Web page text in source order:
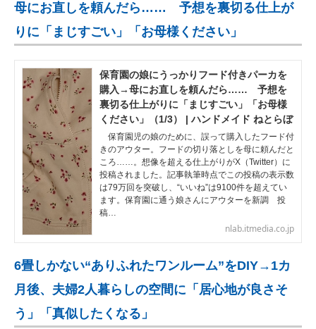
母にお直しを頼んだら…… 予想を裏切る仕上が
りに「まじすごい」「お母様ください」
保育園の娘にうっかりフード付きパーカを
購入→母にお直しを頼んだら…… 予想を
裏切る仕上がりに「まじすごい」「お母様
ください」（1/3） | ハンドメイド ねとらぼ
保育園児の娘のために、誤って購入したフード付
きのアウター。フードの切り落としを母に頼んだと
ころ……。想像を超える仕上がりがX（Twitter）に
投稿されました。記事執筆時点でこの投稿の表示数
は79万回を突破し、“いいね”は9100件を超えてい
ます。保育園に通う娘さんにアウターを新調 投
稿…
nlab.itmedia.co.jp
6畳しかない“ありふれたワンルーム”をDIY→1カ
月後、夫婦2人暮らしの空間に「居心地が良さそ
う」「真似したくなる」